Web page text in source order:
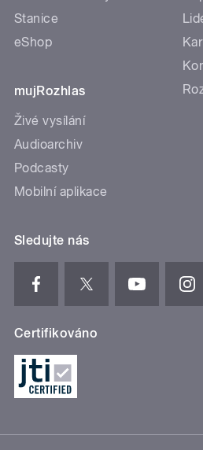
Stanice
eShop
mujRozhlas
Živé vysílání
Audioarchiv
Podcasty
Mobilní aplikace
Sledujte nás
Certifikováno